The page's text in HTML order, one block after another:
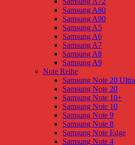
Samsung A80
Samsung A90
Samsung A5
Samsung A6
Samsung A7
Samsung A8
Samsung A9
Note Reihe
Samsung Note 20 Ultra
Samsung Note 20
Samsung Note 10+
Samsung Note 10
Samsung Note 9
Samsung Note 8
Samsung Note Edge
Samsung Note 4